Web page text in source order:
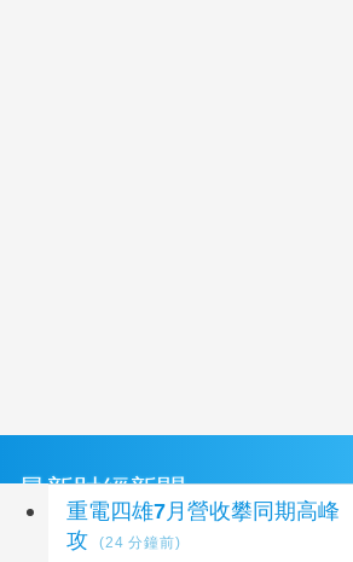
最新財經新聞
重電四雄7月營收攀同期高
攻
(24 分鐘前)